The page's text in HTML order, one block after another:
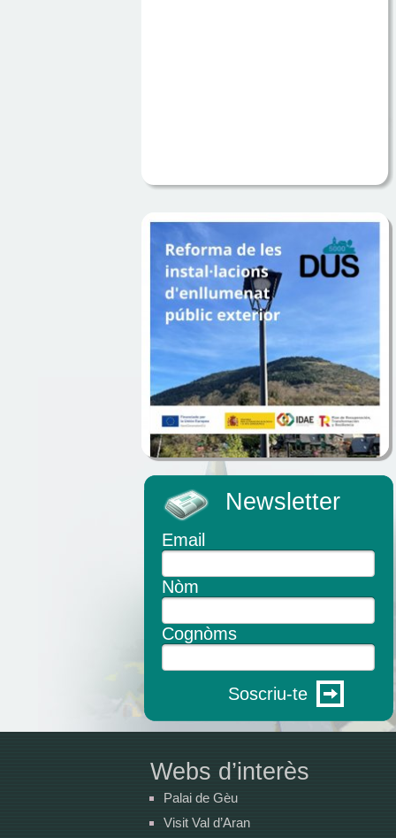
Newsletter
Email
Nòm
Cognòms
Soscriu-te
Webs d’interès
Palai de Gèu
Visit Val d’Aran